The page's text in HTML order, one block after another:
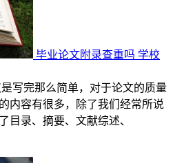
毕业论文附录查重吗 学校
写完那么简单，对于论文的质量
内容有很多，除了我们经常所说
目录、摘要、文献综述、